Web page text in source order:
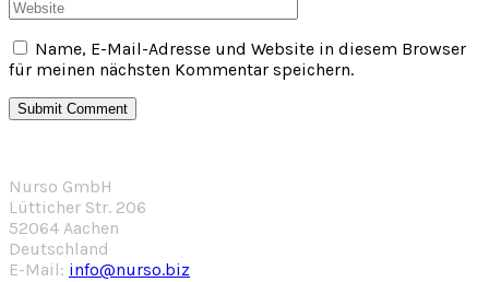
Name, E-Mail-Adresse und Website in diesem Browser
für meinen nächsten Kommentar speichern.
Nurso GmbH
Lütticher Str. 206
52064 Aachen
Deutschland
E-Mail: info@nurso.biz